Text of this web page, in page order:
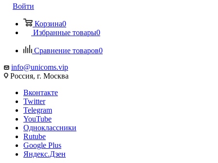
Войти
Корзина0
Избранные товары0
Сравнение товаров0
info@unicoms.vip
Россия, г. Москва
Вконтакте
Twitter
Telegram
YouTube
Одноклассники
Rutube
Google Plus
Яндекс.Дзен